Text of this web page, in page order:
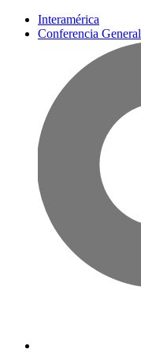
Interamérica
Conferencia General